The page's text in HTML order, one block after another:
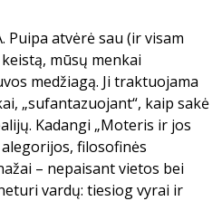
Puipa atvėrė sau (ir visam
mūsų menkai
medžiagą. Ji traktuojama
„sufantazuojant“, kaip sakė
Kadangi „Moteris ir jos
filosofinės
– nepaisant vietos bei
vardų: tiesiog vyrai ir